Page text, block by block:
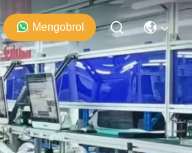
Mengobrol